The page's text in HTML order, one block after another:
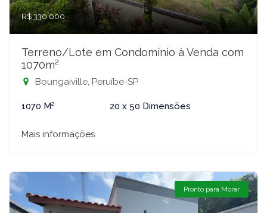
R$ 330.000
Terreno/Lote em Condomínio à Venda com
1070m²
Boungaiville, Peruíbe-SP
1070 M² 20 x 50 Dimensões
Mais informações
Pronto para Morar